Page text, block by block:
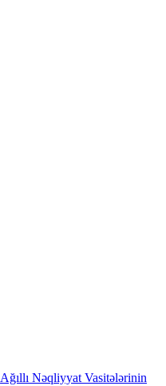
Ağıllı Nəqliyyat Vasitələrinin